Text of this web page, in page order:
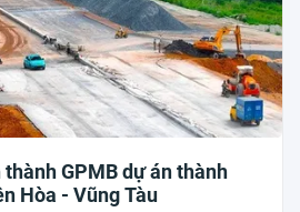
GPMB dự án thành
Hòa - Vũng Tàu